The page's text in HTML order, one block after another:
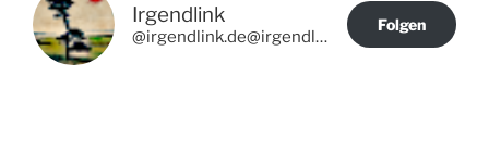
Irgendlink
@irgendlink.de@irgendlink.de
Folgen